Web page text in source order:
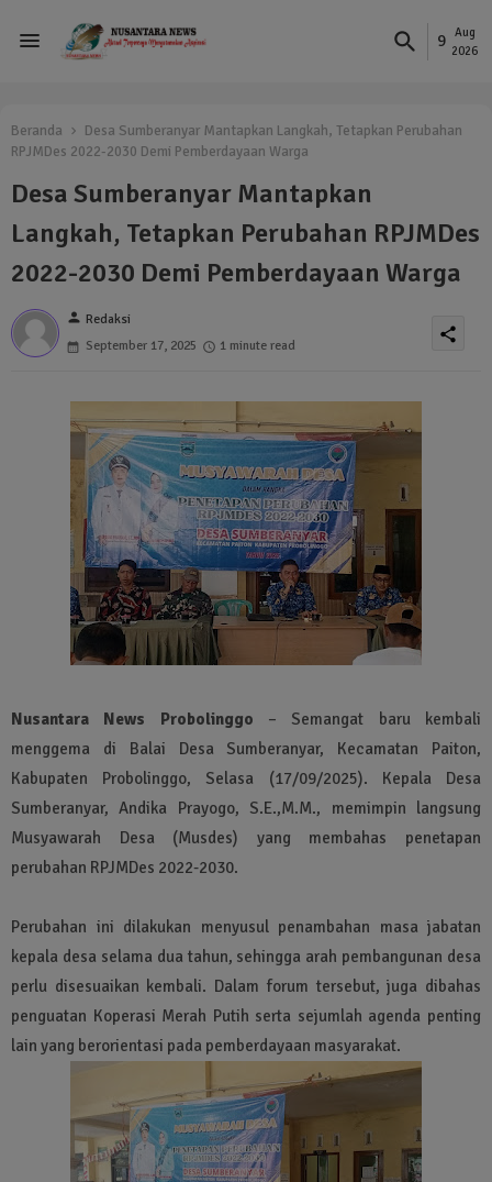
9
Aug
2026
Beranda
Desa Sumberanyar Mantapkan Langkah, Tetapkan Perubahan
RPJMDes 2022-2030 Demi Pemberdayaan Warga
Desa Sumberanyar Mantapkan
Langkah, Tetapkan Perubahan RPJMDes
2022-2030 Demi Pemberdayaan Warga
person Redaksi
September 17, 2025
1 minute read
share
Nusantara News Probolinggo – Semangat baru kembali
menggema di Balai Desa Sumberanyar, Kecamatan Paiton,
Kabupaten Probolinggo, Selasa (17/09/2025). Kepala Desa
Sumberanyar, Andika Prayogo, S.E.,M.M., memimpin langsung
Musyawarah Desa (Musdes) yang membahas penetapan
perubahan RPJMDes 2022-2030.
Perubahan ini dilakukan menyusul penambahan masa jabatan
kepala desa selama dua tahun, sehingga arah pembangunan desa
perlu disesuaikan kembali. Dalam forum tersebut, juga dibahas
penguatan Koperasi Merah Putih serta sejumlah agenda penting
lain yang berorientasi pada pemberdayaan masyarakat.